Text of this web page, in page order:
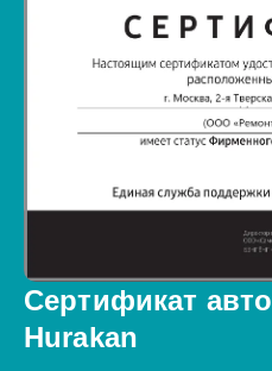
Сертификат
Hurakan